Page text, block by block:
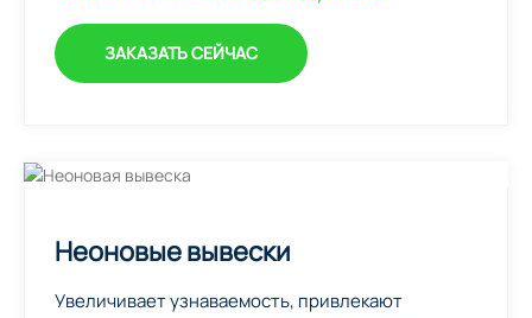
ЗАКАЗАТЬ СЕЙЧАС
Неоновые вывески
Увеличивает узнаваемость, привлекают